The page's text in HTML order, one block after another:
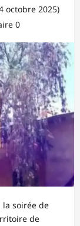
octobre 2025)
0
la soirée de
de